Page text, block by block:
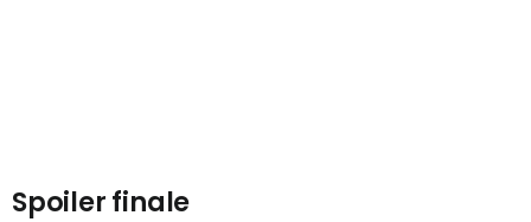
Spoiler finale